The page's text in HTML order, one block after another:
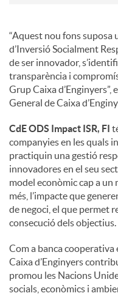
“Aquest nou fons suposa
d’Inversió Socialment
de ser innovador,
transparència i
Grup Caixa
General de Caixa
CdE ODS Impact ISR, FI
companyies en les quals
practiquin una gestió
innovadores en el seu
model econòmic cap a un
més, l’impacte que
de negoci, el que permet
consecució dels objectius.
Com a banca
Caixa d’Enginyers
promou les Nacions
socials, econòmics i